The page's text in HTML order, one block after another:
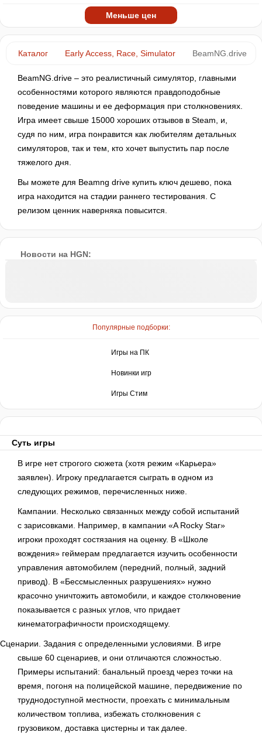
Новости на HGN:
Популярные подборки:
Игры на ПК
Новинки игр
Игры Стим
Каталог Early Access, Race, Simulator BeamNG.drive
BeamNG.drive – это реалистичный симулятор, главными
особенностями которого являются правдоподобные
поведение машины и ее деформация при столкновениях.
Игра имеет свыше 15000 хороших отзывов в Steam, и,
судя по ним, игра понравится как любителям детальных
симуляторов, так и тем, кто хочет выпустить пар после
тяжелого дня.
Вы можете для Beamng drive купить ключ дешево, пока
игра находится на стадии раннего тестирования. С
релизом ценник наверняка повысится.
Меньше цен
Суть игры
В игре нет строгого сюжета (хотя режим «Карьера»
заявлен). Игроку предлагается сыграть в одном из
следующих режимов, перечисленных ниже.
Кампании. Несколько связанных между собой испытаний
с зарисовками. Например, в кампании «A Rocky Star»
игроки проходят состязания на оценку. В «Школе
вождения» геймерам предлагается изучить особенности
управления автомобилем (передний, полный, задний
привод). В «Бессмысленных разрушениях» нужно
красочно уничтожить автомобили, и каждое столкновение
показывается с разных углов, что придает
кинематографичности происходящему.
Сценарии. Задания с определенными условиями. В игре
свыше 60 сценариев, и они отличаются сложностью.
Примеры испытаний: банальный проезд через точки на
время, погоня на полицейской машине, передвижение по
труднодоступной местности, проехать с минимальным
количеством топлива, избежать столкновения с
грузовиком, доставка цистерны и так далее.